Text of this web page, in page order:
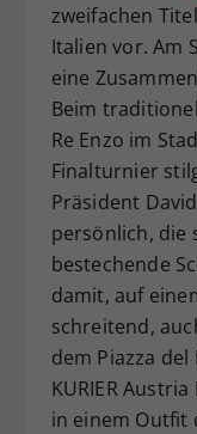
zweifachen
Italien vor. Am
eine
Beim
Re Enzo im
Finalturnier
Präsident
persönlich, die
bestechende
damit, auf
schreitend,
dem Piazza
KURIER
in einem Outfit